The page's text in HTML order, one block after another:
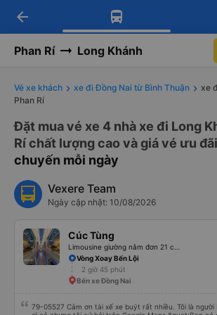
Tải app Vexere ngay!
Nhận ưu đãi thành viên độc
Tải app Vexere
-30k/ghế khi đặt vé máy bay
arrow_back
Phan Rí Long Khánh
Vé xe khách xe đi Đồng Nai từ Bình Thuận
xe
Phan Rí
Đặt mua vé xe 4 nhà xe đi Long
Rí chất lượng cao và giá vé ưu
chuyến mỗi ngày
Vexere Team
Ngày cập nhật: 10/08/2026
Cúc Tùng
Vòng Xoay Bến Lội
2 giờ 45 phút
Bến xe Đồng Nai
79-05527 Cảm ơn tài xế xe buýt rất nhiều. Tôi là người